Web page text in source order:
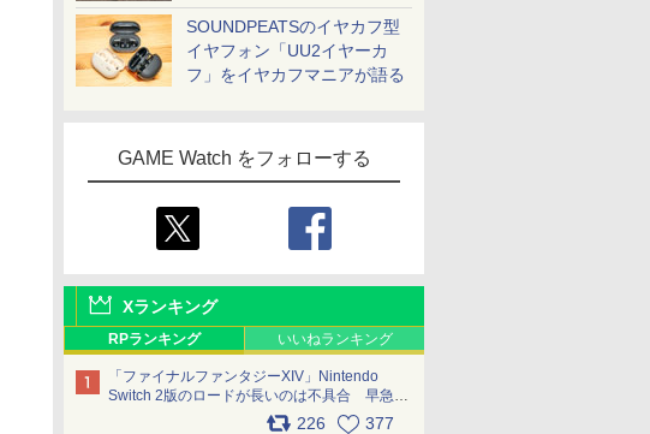
SOUNDPEATSのイヤカフ型
イヤフォン「UU2イヤーカ
フ」をイヤカフマニアが語る
GAME Watch をフォローする
Xランキング
RPランキング いいねランキング
「ファイナルファンタジーXIV」Nintendo
Switch 2版のロードが長いのは不具合 早急に
アップデートできるよう対応中226 377